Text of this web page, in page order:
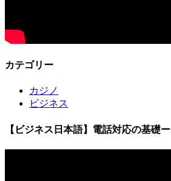
カテゴリー
カジノ
ビジネス
【ビジネス日本語】電話対応の基礎ー